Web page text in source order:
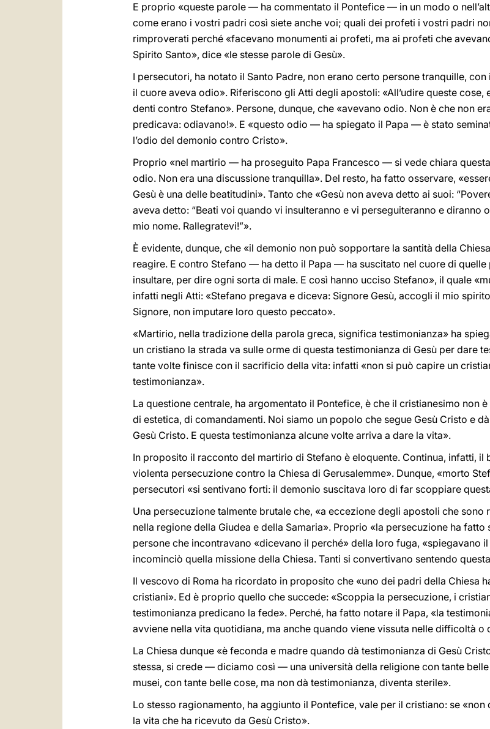
E proprio «queste parole — ha commentato il Pontefice — in un modo o
come erano i vostri padri così siete anche voi; quali dei profeti i vostri padri
rimproverati perché «facevano monumenti ai profeti, ma ai profeti che
Spirito Santo», dice «le stesse parole di Gesù».
I persecutori, ha notato il Santo Padre, non erano certo persone tranquille,
il cuore aveva odio». Riferiscono gli Atti degli apostoli: «All’udire queste
denti contro Stefano». Persone, dunque, che «avevano odio. Non è che non
predicava: odiavano!». E «questo odio — ha spiegato il Papa — è stato
l’odio del demonio contro Cristo».
Proprio «nel martirio — ha proseguito Papa Francesco — si vede chiara
odio. Non era una discussione tranquilla». Del resto, ha fatto osservare,
Gesù è una delle beatitudini». Tanto che «Gesù non aveva detto ai suoi:
aveva detto: “Beati voi quando vi insulteranno e vi perseguiteranno e diranno
mio nome. Rallegratevi!”».
È evidente, dunque, che «il demonio non può sopportare la santità della
reagire. E contro Stefano — ha detto il Papa — ha suscitato nel cuore di
insultare, per dire ogni sorta di male. E così hanno ucciso Stefano», il quale
infatti negli Atti: «Stefano pregava e diceva: Signore Gesù, accogli il mio
Signore, non imputare loro questo peccato».
«Martirio, nella tradizione della parola greca, significa testimonianza» ha
un cristiano la strada va sulle orme di questa testimonianza di Gesù per dare
tante volte finisce con il sacrificio della vita: infatti «non si può capire un
testimonianza».
La questione centrale, ha argomentato il Pontefice, è che il cristianesimo non
di estetica, di comandamenti. Noi siamo un popolo che segue Gesù Cristo e
Gesù Cristo. E questa testimonianza alcune volte arriva a dare la vita».
In proposito il racconto del martirio di Stefano è eloquente. Continua, infatti,
violenta persecuzione contro la Chiesa di Gerusalemme». Dunque, «morto
persecutori «si sentivano forti: il demonio suscitava loro di far scoppiare
Una persecuzione talmente brutale che, «a eccezione degli apostoli che
nella regione della Giudea e della Samaria». Proprio «la persecuzione ha
persone che incontravano «dicevano il perché» della loro fuga, «spiegavano
incominciò quella missione della Chiesa. Tanti si convertivano sentendo
Il vescovo di Roma ha ricordato in proposito che «uno dei padri della Chiesa
cristiani». Ed è proprio quello che succede: «Scoppia la persecuzione, i
testimonianza predicano la fede». Perché, ha fatto notare il Papa, «la
avviene nella vita quotidiana, ma anche quando viene vissuta nelle difficoltà
La Chiesa dunque «è feconda e madre quando dà testimonianza di Gesù
stessa, si crede — diciamo così — una università della religione con tante
musei, con tante belle cose, ma non dà testimonianza, diventa sterile».
Lo stesso ragionamento, ha aggiunto il Pontefice, vale per il cristiano: se
la vita che ha ricevuto da Gesù Cristo».